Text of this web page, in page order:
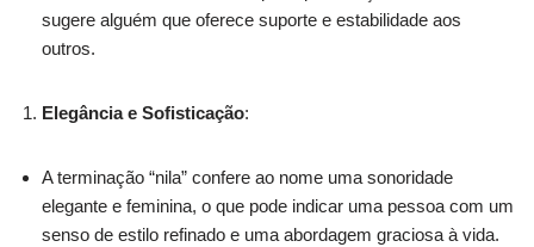
sugere alguém que oferece suporte e estabilidade aos
outros.
Elegância e Sofisticação:
A terminação “nila” confere ao nome uma sonoridade
elegante e feminina, o que pode indicar uma pessoa com um
senso de estilo refinado e uma abordagem graciosa à vida.